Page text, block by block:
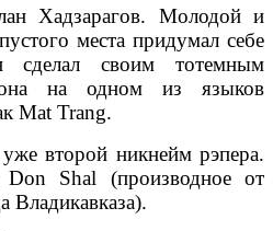
Хадзарагов. Молодой и
места придумал себе
сделал своим тотемным
на одном из языков
Mat Trang.
второй никнейм рэпера.
Shal (производное от
Владикавказа).